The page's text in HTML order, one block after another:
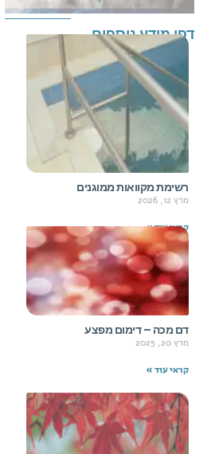
דפי מידע נוספים
רשימת מקוואות ממוגנים
מרץ 12, 2026
קראי עוד »
דם מכה – דימום מפצע
מרץ 20, 2025
קראי עוד »